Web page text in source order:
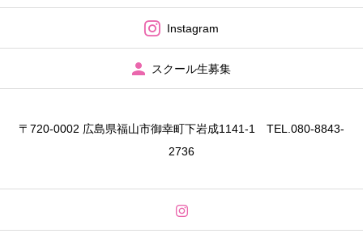
Instagram
スクール生募集
〒720-0002 広島県福山市御幸町下岩成1141‐1 TEL.080-8843-
2736